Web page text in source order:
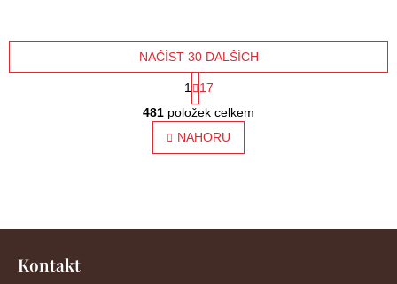
O
v
l
á
NAČÍST 30 DALŠÍCH
S
t
r
k
1
17
481 položek celkem
NAHORU
Z
Kontakt